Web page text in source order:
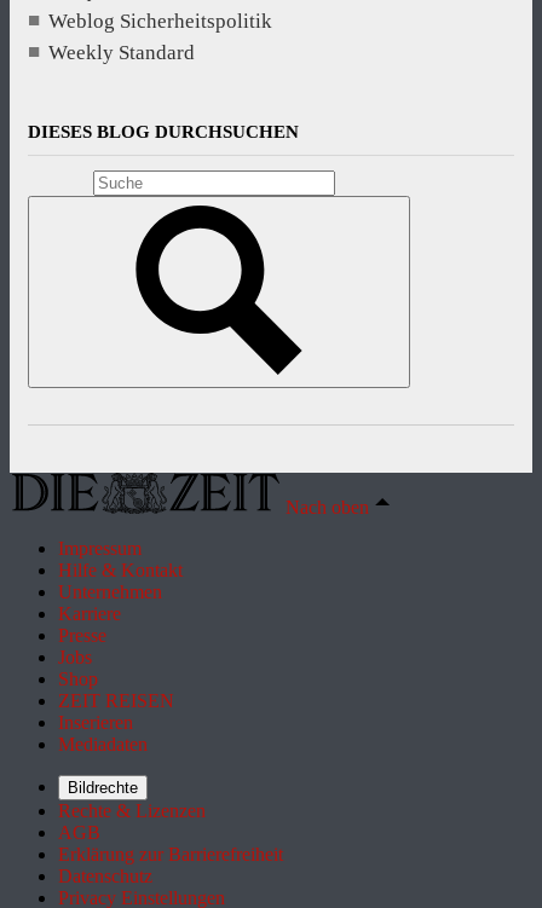
Weblog Sicherheitspolitik
Weekly Standard
DIESES BLOG DURCHSUCHEN
Nach oben
Impressum
Hilfe & Kontakt
Unternehmen
Karriere
Presse
Jobs
Shop
ZEIT REISEN
Inserieren
Mediadaten
Bildrechte
Rechte & Lizenzen
AGB
Erklärung zur Barrierefreiheit
Datenschutz
Privacy Einstellungen